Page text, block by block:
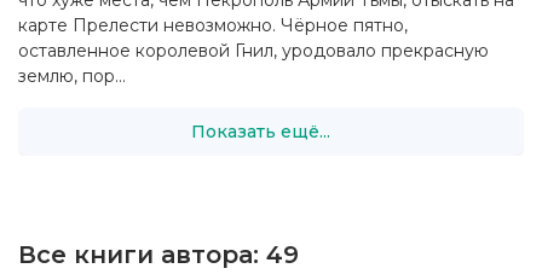
карте Прелести невозможно. Чёрное пятно,
оставленное королевой Гнил, уродовало прекрасную
землю, пор...
Показать ещё...
Все книги автора: 49